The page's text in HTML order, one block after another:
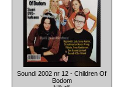
Soundi 2002 nr 12 - Children Of
Bodom